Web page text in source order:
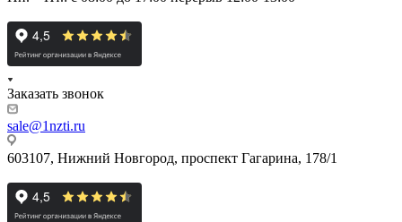
Заказать звонок
sale@1nzti.ru
603107, Нижний Новгород, проспект Гагарина, 178/1